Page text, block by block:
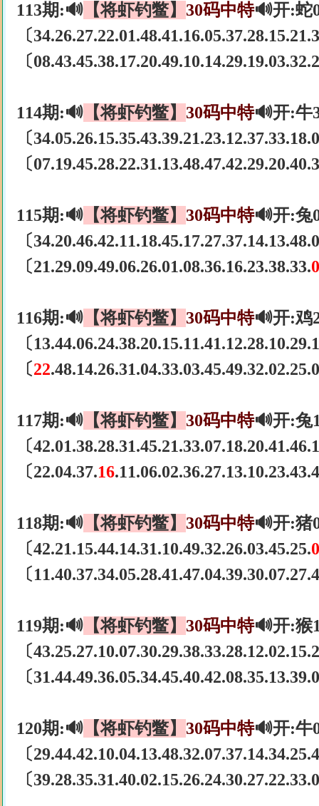
113期:🔊 【将虾钓鳖】 30码中特🔊开:蛇
〔
〔
114期:🔊 【将虾钓鳖】 30码中特🔊开:牛
〔
〔
115期:🔊 【将虾钓鳖】 30码中特🔊开:兔
〔
〔21.29.09.49.06.26.01.08.36.16.23.38.33.
116期:🔊 【将虾钓鳖】 30码中特🔊开:鸡
〔
〔22
117期:🔊 【将虾钓鳖】 30码中特🔊开:兔
〔
〔22.04.37.16
118期:🔊 【将虾钓鳖】 30码中特🔊开:猪
〔42.21.15.44.14.31.10.49.32.26.03.45.25.
〔
119期:🔊 【将虾钓鳖】 30码中特🔊开:猴
〔
〔
120期:🔊 【将虾钓鳖】 30码中特🔊开:牛
〔
〔